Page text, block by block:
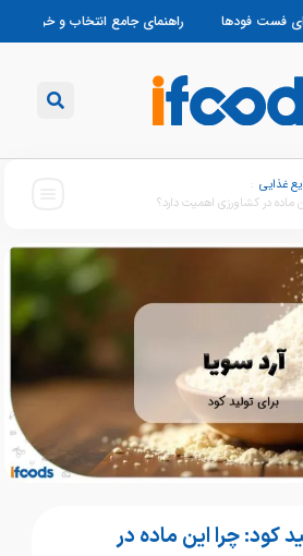
جامع انتخاب و خرید فر پیتزا صندوقی درجه دار:
غذایی :
ماده در کشاورزی اهمیت دارد؟
کود: چرا این ماده در